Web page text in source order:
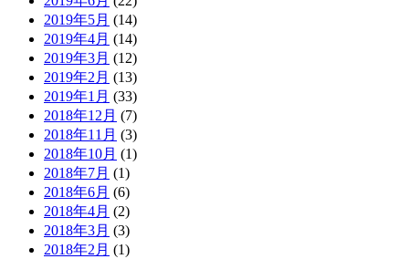
2019年5月 (14)
2019年4月 (14)
2019年3月 (12)
2019年2月 (13)
2019年1月 (33)
2018年12月 (7)
2018年11月 (3)
2018年10月 (1)
2018年7月 (1)
2018年6月 (6)
2018年4月 (2)
2018年3月 (3)
2018年2月 (1)